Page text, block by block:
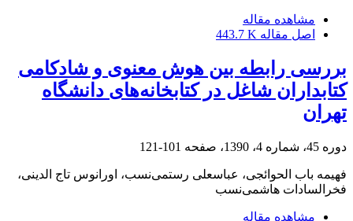
مشاهده مقاله
اصل مقاله 443.7 K
بررسی رابطه بین هوش معنوی و شادکامی
کتابداران شاغل در کتابخانه‌های دانشگاه
تهران
دوره 45، شماره 4، 1390، صفحه 101-121
فهیمه باب الحوائجی، عباسعلی رستمی‌نسب، اورانوس تاج الدینی،
فخرالسادات هاشمی‌نسب
مشاهده مقاله